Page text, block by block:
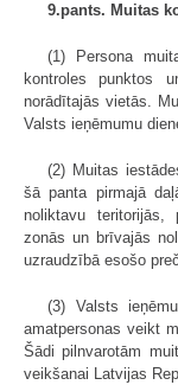
9.pants. Muitas
(1) Persona
kontroles punktos
norādītajās vietās.
Valsts ieņēmumu
(2) Muitas
šā panta pirmajā
noliktavu teritorijās,
zonās un brīvajās
uzraudzībā esošo
(3) Valsts
amatpersonas veikt
Šādi pilnvarotām
veikšanai Latvijas